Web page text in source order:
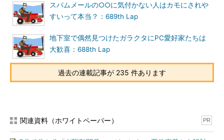
スパムメールの○○に気付かない人はカモにされや
すいって本当？：689th Lap
地下室で偶然見つけたガラクタにPC愛好家たちは
大歓喜：688th Lap
過去の連載記事が 235 件あります
関連資料（ホワイトペーパー） PR